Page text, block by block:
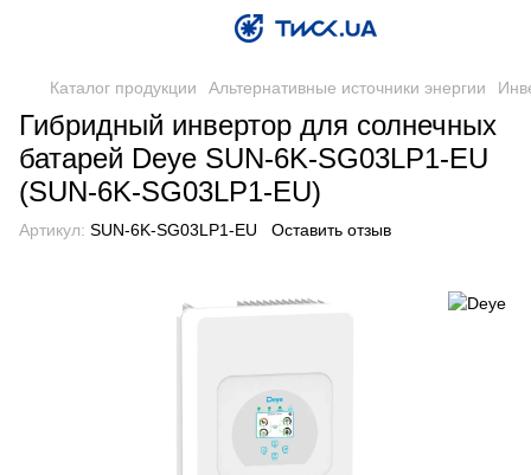
Каталог продукции Альтернативные источники энергии
Гибридный инвертор для солнечных
батарей Deye SUN-6K-SG03LP1-EU
(SUN-6K-SG03LP1-EU)
Артикул: SUN-6K-SG03LP1-EU Оставить отзыв